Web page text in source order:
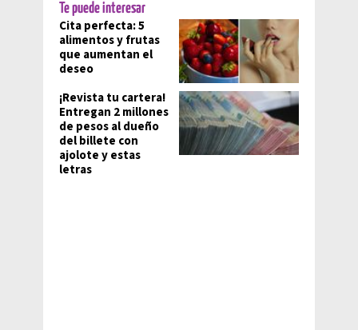
Te puede interesar
Cita perfecta: 5
alimentos y frutas
que aumentan el
deseo
¡Revista tu cartera!
Entregan 2 millones
de pesos al dueño
del billete con
ajolote y estas
letras